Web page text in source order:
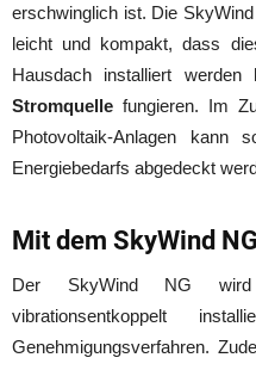
erschwinglich ist. Die
leicht und kompakt, dass
Hausdach installiert
Stromquelle fungieren. Im
Photovoltaik-Anlagen kann
Energiebedarfs abgedeckt
Mit dem SkyWind
Der SkyWind NG wird
vibrationsentkoppelt
Genehmigungsverfahren.